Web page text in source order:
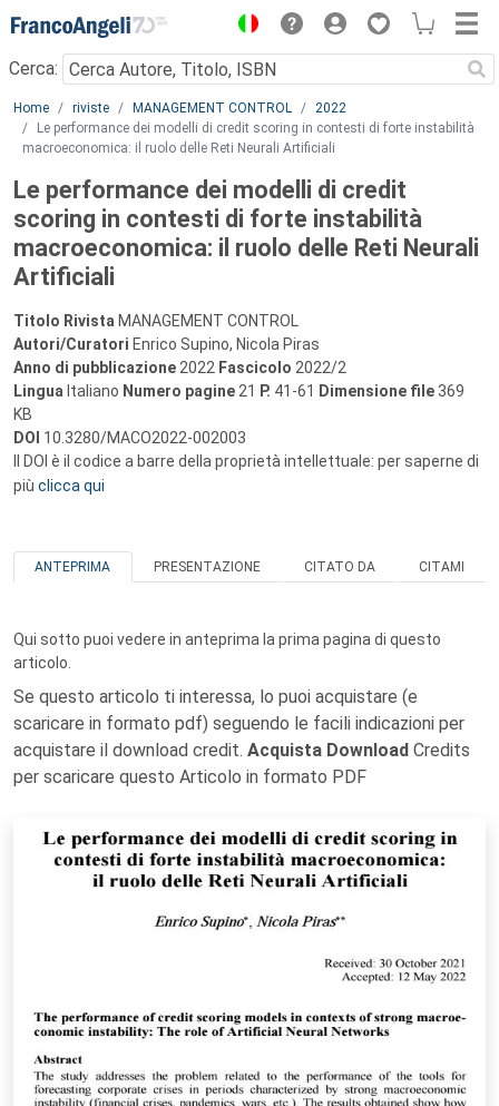
Menu
Cerca:
Main content
Home riviste MANAGEMENT CONTROL
2022
Le performance dei modelli di credit scoring in contesti di forte instabilità
macroeconomica: il ruolo delle Reti Neurali Artificiali
Le performance dei modelli di credit
scoring in contesti di forte instabilità
macroeconomica: il ruolo delle Reti Neurali
Artificiali
Titolo Rivista MANAGEMENT CONTROL
Autori/Curatori Enrico Supino, Nicola Piras
Anno di pubblicazione 2022 Fascicolo 2022/2
Lingua Italiano Numero pagine 21 P. 41-61 Dimensione file 369
KB
DOI 10.3280/MACO2022-002003
Il DOI è il codice a barre della proprietà intellettuale: per saperne di
più clicca qui
ANTEPRIMA PRESENTAZIONE CITATO DA CITAMI
Qui sotto puoi vedere in anteprima la prima pagina di questo
articolo.
Se questo articolo ti interessa, lo puoi acquistare (e
scaricare in formato pdf) seguendo le facili indicazioni per
acquistare il download credit. Acquista Download Credits
per scaricare questo Articolo in formato PDF